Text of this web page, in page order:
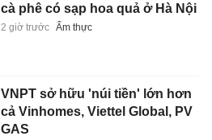
cà phê có sạp hoa quả ở Hà Nội
2 giờ trước Ẩm thực
VNPT sở hữu 'núi tiền' lớn hơn
cả Vinhomes, Viettel Global, PV
GAS